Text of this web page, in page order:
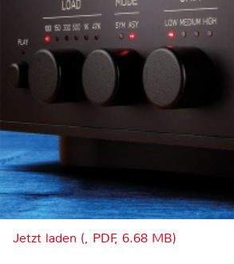
Jetzt laden (, PDF, 6.68 MB)